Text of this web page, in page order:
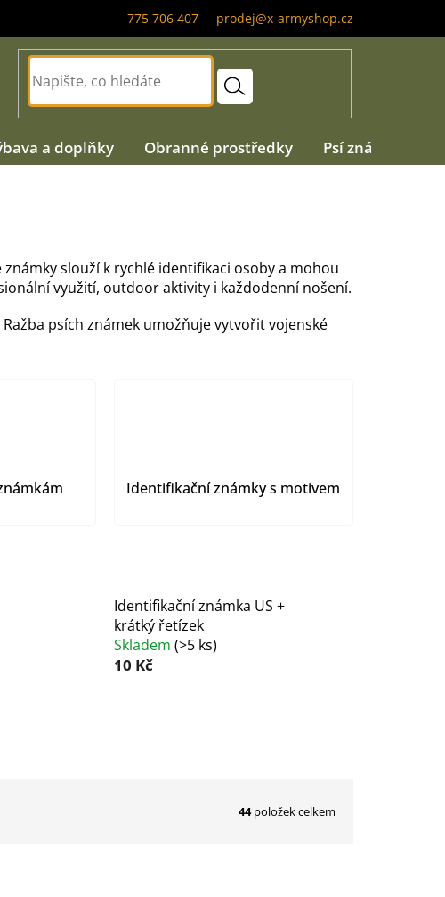
775 706 407 prodej@x-armyshop.cz
a doplňky Obranné prostředky Psí známky
slouží k rychlé identifikaci osoby a mohou
využití, outdoor aktivity i každodenní nošení.
psích známek umožňuje vytvořit vojenské
Identifikační známky s motivem
Identifikační známka US +
krátký řetízek
Skladem (>5 ks)
10 Kč
44položek celkem